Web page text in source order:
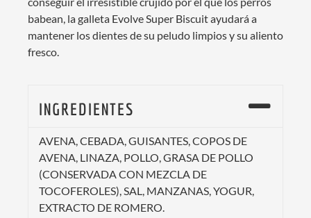
babean, la galleta Evolve Super Biscuit ayudará a
mantener los dientes de su peludo limpios y su aliento
fresco.
INGREDIENTES
AVENA, CEBADA, GUISANTES, COPOS DE
AVENA, LINAZA, POLLO, GRASA DE POLLO
(CONSERVADA CON MEZCLA DE
TOCOFEROLES), SAL, MANZANAS, YOGUR,
EXTRACTO DE ROMERO.